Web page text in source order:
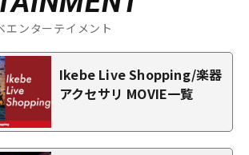
エンターテイメント
Ikebe Live Shopping/楽器
アクセサリ MOVIE一覧